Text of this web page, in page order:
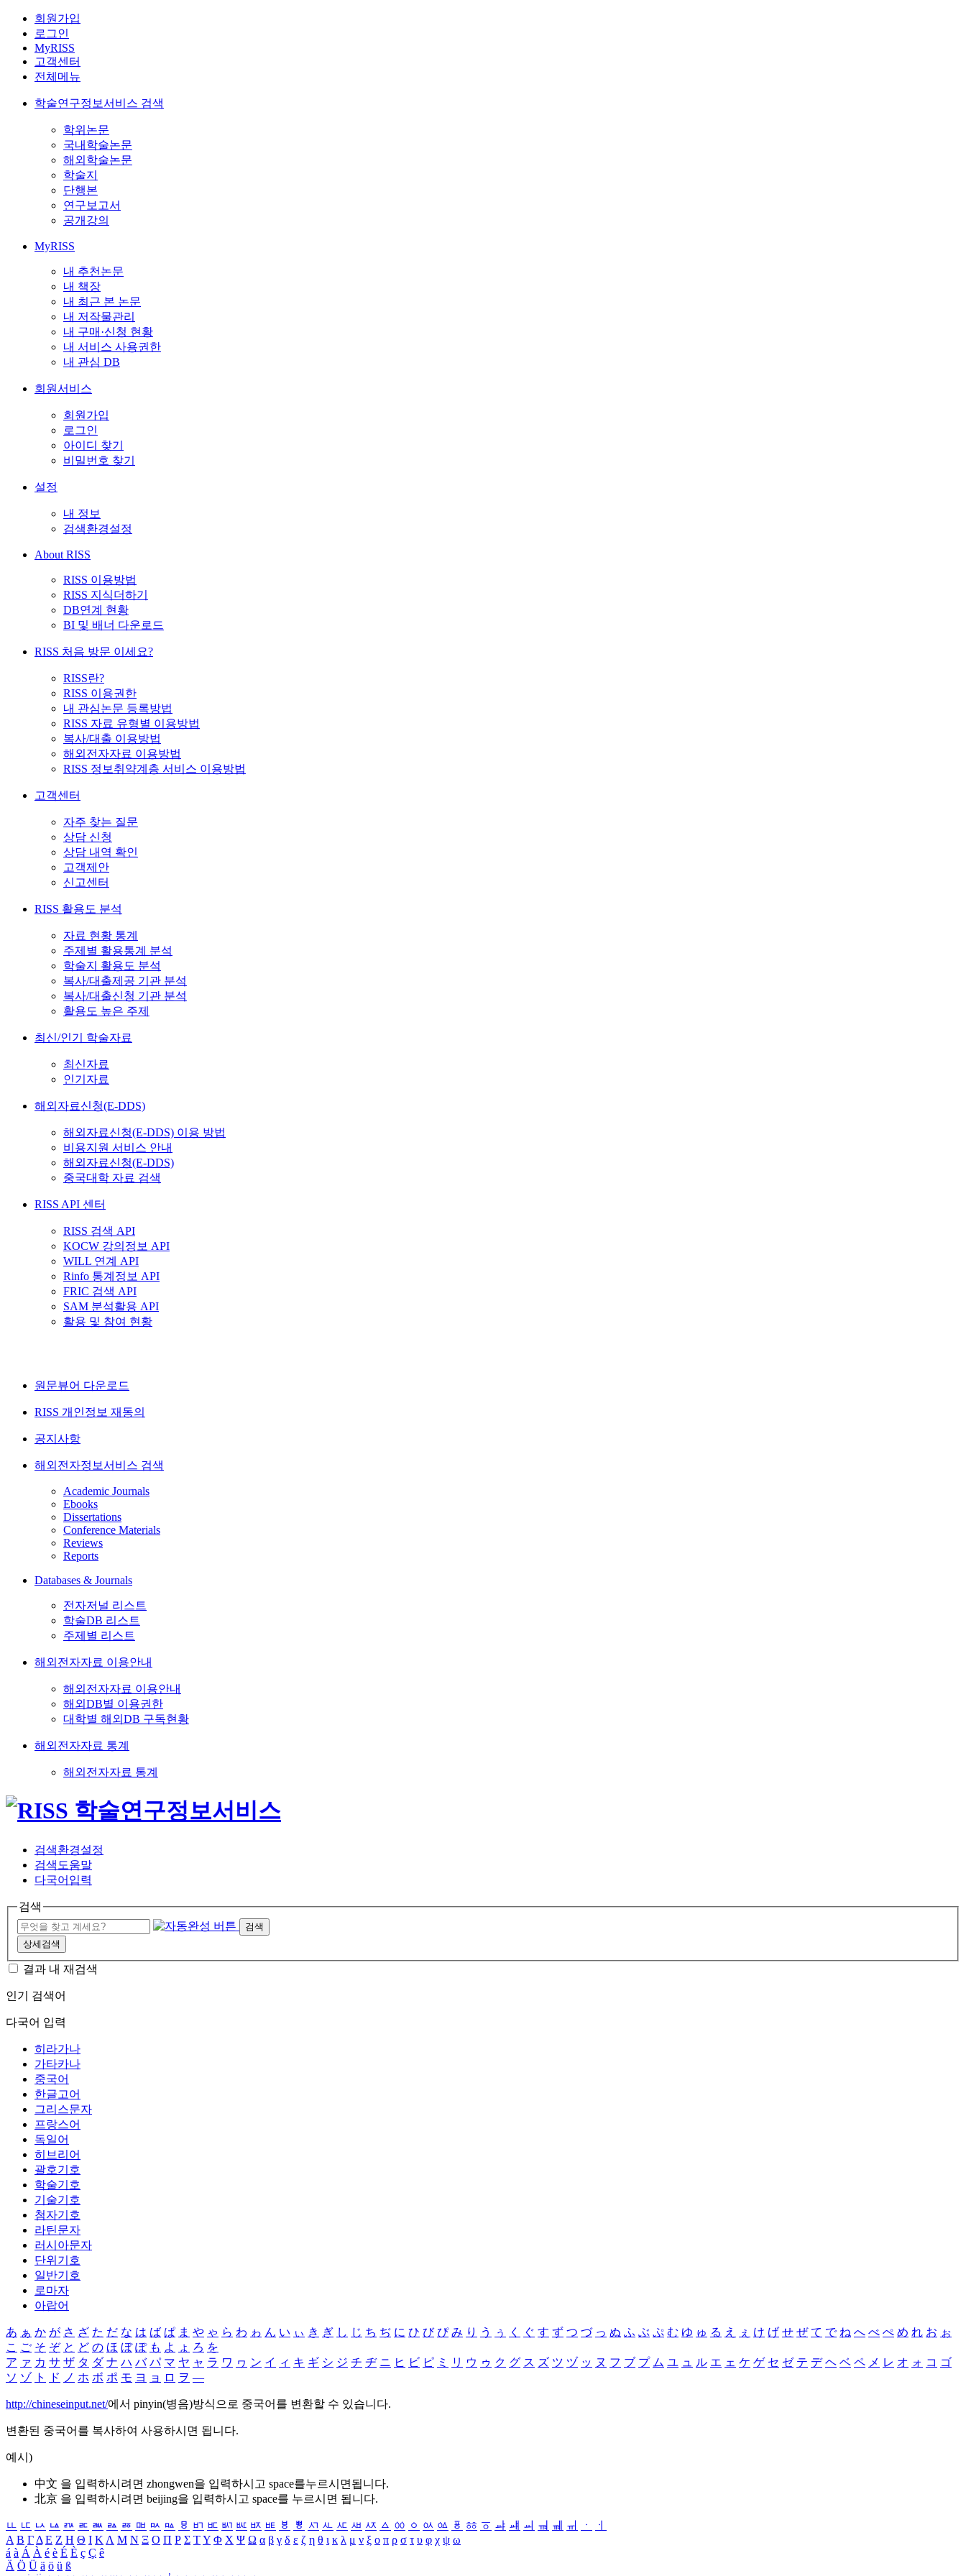
회원가입
로그인
MyRISS
고객센터
전체메뉴
학술연구정보서비스 검색
학위논문
국내학술논문
해외학술논문
학술지
단행본
연구보고서
공개강의
MyRISS
내 추천논문
내 책장
내 최근 본 논문
내 저작물관리
내 구매·신청 현황
내 서비스 사용권한
내 관심 DB
회원서비스
회원가입
로그인
아이디 찾기
비밀번호 찾기
설정
내 정보
검색환경설정
About RISS
RISS 이용방법
RISS 지식더하기
DB연계 현황
BI 및 배너 다운로드
RISS 처음 방문 이세요?
RISS란?
RISS 이용권한
내 관심논문 등록방법
RISS 자료 유형별 이용방법
복사/대출 이용방법
해외전자자료 이용방법
RISS 정보취약계층 서비스 이용방법
고객센터
자주 찾는 질문
상담 신청
상담 내역 확인
고객제안
신고센터
RISS 활용도 분석
자료 현황 통계
주제별 활용통계 분석
학술지 활용도 분석
복사/대출제공 기관 분석
복사/대출신청 기관 분석
활용도 높은 주제
최신/인기 학술자료
최신자료
인기자료
해외자료신청(E-DDS)
해외자료신청(E-DDS) 이용 방법
비용지원 서비스 안내
해외자료신청(E-DDS)
중국대학 자료 검색
RISS API 센터
RISS 검색 API
KOCW 강의정보 API
WILL 연계 API
Rinfo 통계정보 API
FRIC 검색 API
SAM 분석활용 API
활용 및 참여 현황
원문뷰어 다운로드
RISS 개인정보 재동의
공지사항
해외전자정보서비스 검색
Academic Journals
Ebooks
Dissertations
Conference Materials
Reviews
Reports
Databases & Journals
전자저널 리스트
학술DB 리스트
주제별 리스트
해외전자자료 이용안내
해외전자자료 이용안내
해외DB별 이용권한
대학별 해외DB 구독현황
해외전자자료 통계
해외전자자료 통계
검색환경설정
검색도움말
다국어입력
검색
검색
상세검색
결과 내 재검색
인기 검색어
다국어 입력
히라가나
가타카나
중국어
한글고어
그리스문자
프랑스어
독일어
히브리어
괄호기호
학술기호
기술기호
첨자기호
라틴문자
러시아문자
단위기호
일반기호
로마자
아랍어
あ ぁ か が さ ざ た だ な は ば ぱ ま や ゃ ら わ ゎ ん い ぃ き ぎ し じ ち ぢ に ひ び ぴ み り う ぅ く ぐ す ず つ づ っ ぬ ふ ぶ ぷ む ゆ ゅ る え ぇ け げ せ ぜ て で ね へ べ ぺ め れ お ぉ
こ ご そ ぞ と ど の ほ ぼ ぽ も よ ょ ろ を
ア ァ カ サ ザ タ ダ ナ ハ バ パ マ ヤ ャ ラ ワ ヮ ン イ ィ キ ギ シ ジ チ ヂ ニ ヒ ビ ピ ミ リ ウ ゥ ク グ ス ズ ツ ヅ ッ ヌ フ ブ プ ム ユ ュ ル エ ェ ケ ゲ セ ゼ テ デ ヘ ベ ペ メ レ オ ォ コ ゴ
ソ ゾ ト ド ノ ホ ボ ポ モ ヨ ョ ロ ヲ ―
http://chineseinput.net/에서 pinyin(병음)방식으로 중국어를 변환할 수 있습니다.
변환된 중국어를 복사하여 사용하시면 됩니다.
예시)
中文 을 입력하시려면 zhongwen을 입력하시고 space를누르시면됩니다.
北京 을 입력하시려면 beijing을 입력하시고 space를 누르시면 됩니다.
ㅥ ㅦ ㅧ ㅨ ㅩ ㅪ ㅫ ㅬ ㅭ ㅮ ㅯ ㅰ ㅱ ㅲ ㅳ ㅴ ㅵ ㅶ ㅷ ㅸ ㅹ ㅺ ㅻ ㅼ ㅽ ㅾ ㅿ ㆀ ㆁ ㆂ ㆃ ㆄ ㆅ ㆆ ㆇ ㆈ ㆉ ㆊ ㆋ ㆌ ㆍ
ㆎ
Α Β ΓΔ Ε Ζ Η Θ Ι ΚΛ Μ Ν Ξ Ο Π Ρ Σ ΤΥ Φ Χ Ψ Ω α β γ δ ε ζ η θ ι κ λ μ ν ξ ο π ρ σ τ υ φ χ ψ ω
á à Á À é è É È ç Ç ê
Ä Ö Ü ä ö ü ß